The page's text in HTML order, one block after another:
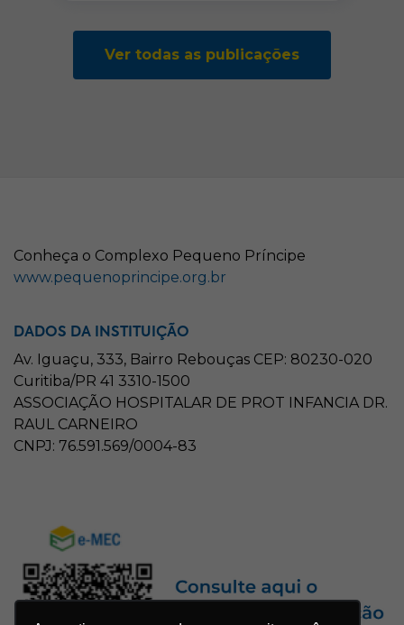
Ver todas as publicações
Conheça o Complexo Pequeno Príncipe
www.pequenoprincipe.org.br
DADOS DA INSTITUIÇÃO
Av. Iguaçu, 333, Bairro Rebouças CEP: 80230-020
Curitiba/PR 41 3310-1500
ASSOCIAÇÃO HOSPITALAR DE PROT INFANCIA DR.
RAUL CARNEIRO
CNPJ: 76.591.569/0004-83